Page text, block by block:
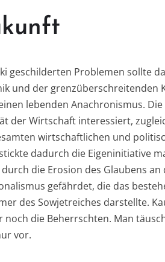
geschilderten Problemen sollte
und der grenzüberschreitenden
lebenden Anachronismus.
der Wirtschaft interessiert,
wirtschaftlichen und
dadurch die Eigeninitiative
die Erosion des Glaubens
gefährdet, die das
des Sowjetreiches darstellte.
die Beherrschten. Man
vor.